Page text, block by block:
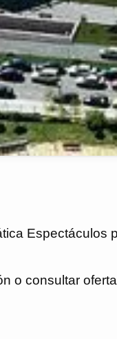
Espectáculos
o consultar